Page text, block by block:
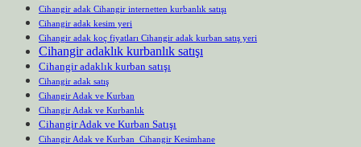
Cihangir adak Cihangir internetten kurbanlık satışı
Cihangir adak kesim yeri
Cihangir adak koç fiyatları Cihangir adak kurban satış yeri
Cihangir adaklık kurbanlık satışı
Cihangir adaklık kurban satışı
Cihangir adak satış
Cihangir Adak ve Kurban
Cihangir Adak ve Kurbanlık
Cihangir Adak ve Kurban Satışı
Cihangir Adak ve Kurban Cihangir Kesimhane